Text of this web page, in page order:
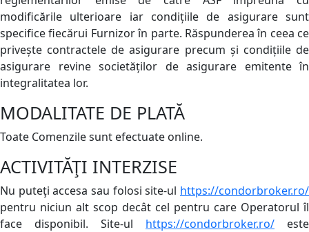
modificările ulterioare iar condițiile de asigurare sunt
specifice fiecărui Furnizor în parte. Răspunderea în ceea ce
privește contractele de asigurare precum și condițiile de
asigurare revine societăților de asigurare emitente în
integralitatea lor.
MODALITATE DE PLATĂ
Toate Comenzile sunt efectuate online.
ACTIVITĂŢI INTERZISE
Nu puteţi accesa sau folosi site-ul https://condorbroker.ro/
pentru niciun alt scop decât cel pentru care Operatorul îl
face disponibil. Site-ul https://condorbroker.ro/ este